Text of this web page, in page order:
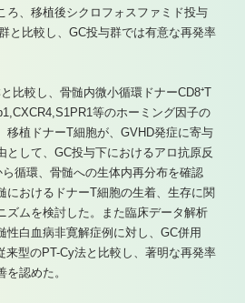
ろ、移植後シクロフォスファミド投与
と比較し、GC投与群では有意な再発率
比較し、骨髄内微小循環ドナーCD8⁺T
等のホーミング因子の
移植ドナーT細胞が、GVHD発症に寄与
として、GC投与下におけるアロ抗原反
循環、骨髄への生体内再分布を確認
におけるドナーT細胞の生着、生存に関
ズムを検討した。また臨床データ解析
性白血病非寛解症例に対し、GC併用
来型のPT-Cy法と比較し、著明な再発率
認めた。